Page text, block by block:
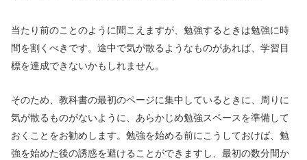
当たり前のことのように聞こえますが、勉強するときは勉強に時
間を割くべきです。途中で気が散るようなものがあれば、学習目
標を達成できないかもしれません。
そのため、教科書の最初のページに集中しているときに、周りに
気が散るものがないように、あらかじめ勉強スペースを準備して
おくことをお勧めします。勉強を始める前にこうしておけば、勉
強を始めた後の誘惑を避けることができますし、最初の数分間か